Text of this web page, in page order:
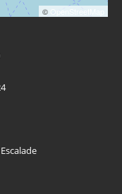
© OpenStreetMap